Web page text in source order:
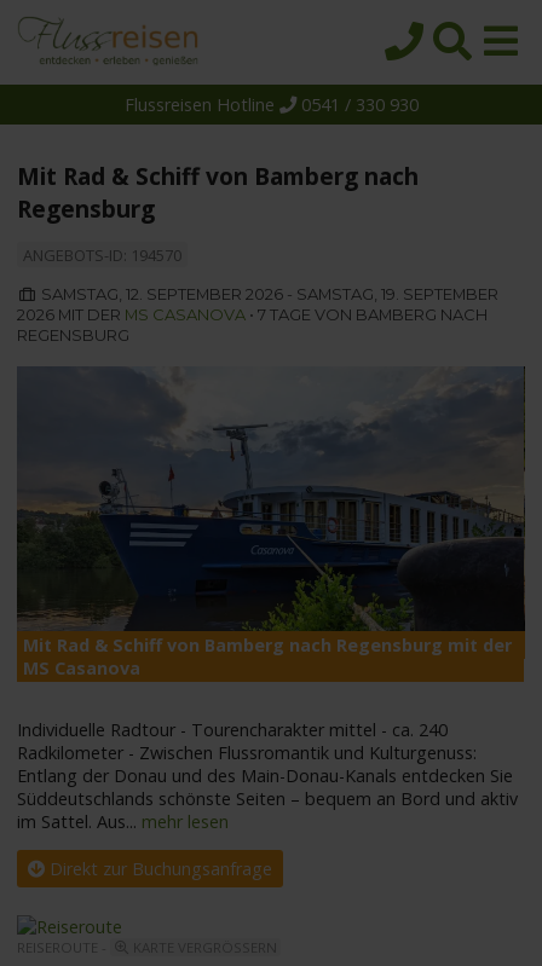
Reiseziele
Reedereien
Schiffe
Flussreisen Hotline 0541 / 330 930
Mit Rad & Schiff von Bamberg nach
Regensburg
ANGEBOTS-ID: 194570
SAMSTAG, 12. SEPTEMBER 2026 - SAMSTAG, 19. SEPTEMBER
2026 MIT DER MS CASANOVA • 7 TAGE VON BAMBERG NACH
REGENSBURG
Mit Rad & Schiff von Bamberg nach Regensburg mit der
MS Casanova
Individuelle Radtour - Tourencharakter mittel - ca. 240
Radkilometer - Zwischen Flussromantik und Kulturgenuss:
Entlang der Donau und des Main-Donau-Kanals entdecken Sie
Süddeutschlands schönste Seiten – bequem an Bord und aktiv
im Sattel. Aus... mehr lesen
Direkt zur Buchungsanfrage
REISEROUTE -